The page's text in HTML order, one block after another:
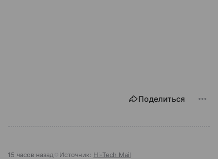
Поделиться
15 часов назад Источник: Hi-Tech Mail